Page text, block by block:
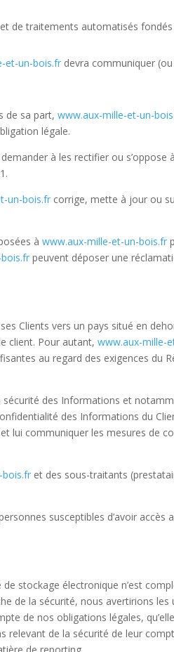
de traitements automatisés
et-un-bois.fr devra communiquer
de sa part,www.aux-mille-et-un-
légale.
à les rectifier ou s’oppose
un-bois.fr corrige, mette à jour ou
àwww.aux-mille-et-un-bois.fr
peuvent déposer une
Clients vers un pays situé en
client. Pour autant,www.aux-mille-
au regard des exigences du
des Informations et
des Informations du
lui communiquer les mesures de
bois.fr et des sous-traitants
susceptibles d’avoir accès
stockage électronique n’est
de la sécurité, nous avertirions
de nos obligations légales,
relevant de la sécurité de leur